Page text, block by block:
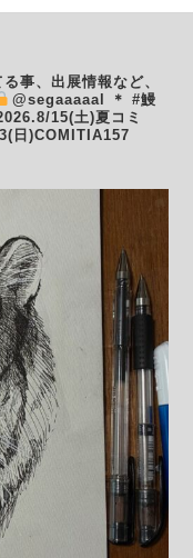
事、出展情報など、
@segaaaaal ＊ #鰻
15(土)夏コミ
日)COMITIA157